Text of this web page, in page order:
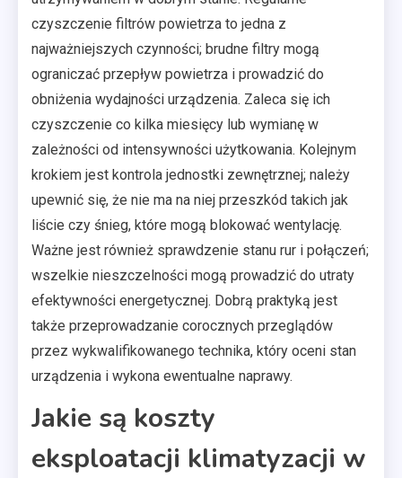
czyszczenie filtrów powietrza to jedna z
najważniejszych czynności; brudne filtry mogą
ograniczać przepływ powietrza i prowadzić do
obniżenia wydajności urządzenia. Zaleca się ich
czyszczenie co kilka miesięcy lub wymianę w
zależności od intensywności użytkowania. Kolejnym
krokiem jest kontrola jednostki zewnętrznej; należy
upewnić się, że nie ma na niej przeszkód takich jak
liście czy śnieg, które mogą blokować wentylację.
Ważne jest również sprawdzenie stanu rur i połączeń;
wszelkie nieszczelności mogą prowadzić do utraty
efektywności energetycznej. Dobrą praktyką jest
także przeprowadzanie corocznych przeglądów
przez wykwalifikowanego technika, który oceni stan
urządzenia i wykona ewentualne naprawy.
Jakie są koszty
eksploatacji klimatyzacji w